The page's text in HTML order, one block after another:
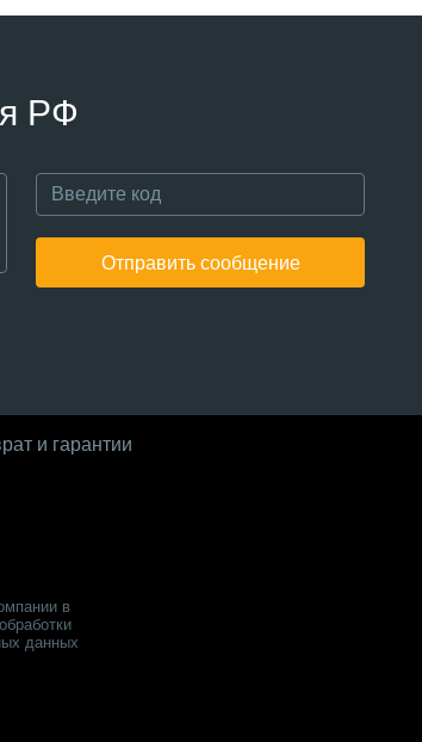
РФ
Отправить сообщение
и гарантии
в
данных